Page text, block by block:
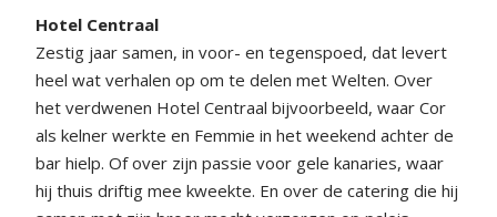
Hotel Centraal
Zestig jaar samen, in voor- en tegenspoed, dat levert
heel wat verhalen op om te delen met Welten. Over
het verdwenen Hotel Centraal bijvoorbeeld, waar Cor
als kelner werkte en Femmie in het weekend achter de
bar hielp. Of over zijn passie voor gele kanaries, waar
hij thuis driftig mee kweekte. En over de catering die hij